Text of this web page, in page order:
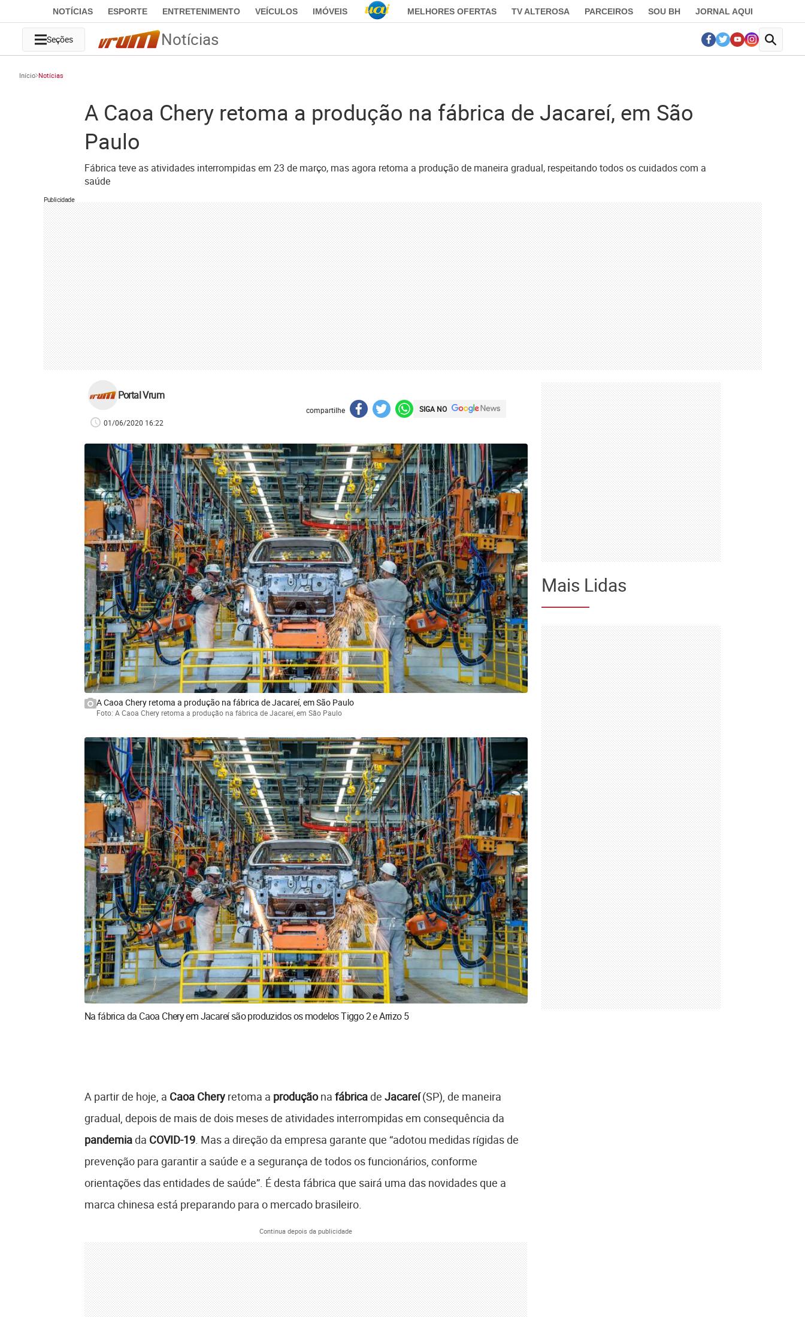
NOTÍCIAS ESPORTE ENTRETENIMENTO VEÍCULOS IMÓVEIS MELHORES OFERTAS TV ALTEROSA PARCEIROS SOU BH JORNAL AQUI
Seções Notícias
Início Notícias
A Caoa Chery retoma a produção na fábrica de Jacareí, em São
Paulo
Fábrica teve as atividades interrompidas em 23 de março, mas agora retoma a produção de maneira gradual, respeitando todos os cuidados com a
saúde
Publicidade
Portal Vrum
01/06/2020 16:22
compartilhe SIGA NO
A Caoa Chery retoma a produção na fábrica de Jacareí, em São Paulo
Foto: A Caoa Chery retoma a produção na fábrica de Jacareí, em São Paulo
Na fábrica da Caoa Chery em Jacareí são produzidos os modelos Tiggo 2 e Arrizo 5
A partir de hoje, a Caoa Cheryretoma a produçãona fábricade Jacareí(SP), de maneira
gradual, depois de mais de dois meses de atividades interrompidas em consequência da
pandemiada COVID-19. Mas a direção da empresa garante que “adotou medidas rígidas de
prevenção para garantir a saúde e a segurança de todos os funcionários, conforme
orientações das entidades de saúde”. É desta fábrica que sairá uma das novidades que a
marca chinesa está preparando para o mercado brasileiro.
Continua depois da publicidade
Mais Lidas